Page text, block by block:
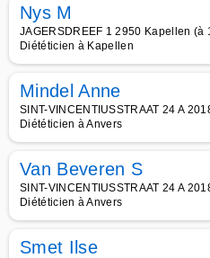
Nys M
JAGERSDREEF 1 2950 Kapellen (à
Diététicien à Kapellen
Mindel Anne
SINT-VINCENTIUSSTRAAT 24 A
Diététicien à Anvers
Van Beveren S
SINT-VINCENTIUSSTRAAT 24 A
Diététicien à Anvers
Smet Ilse